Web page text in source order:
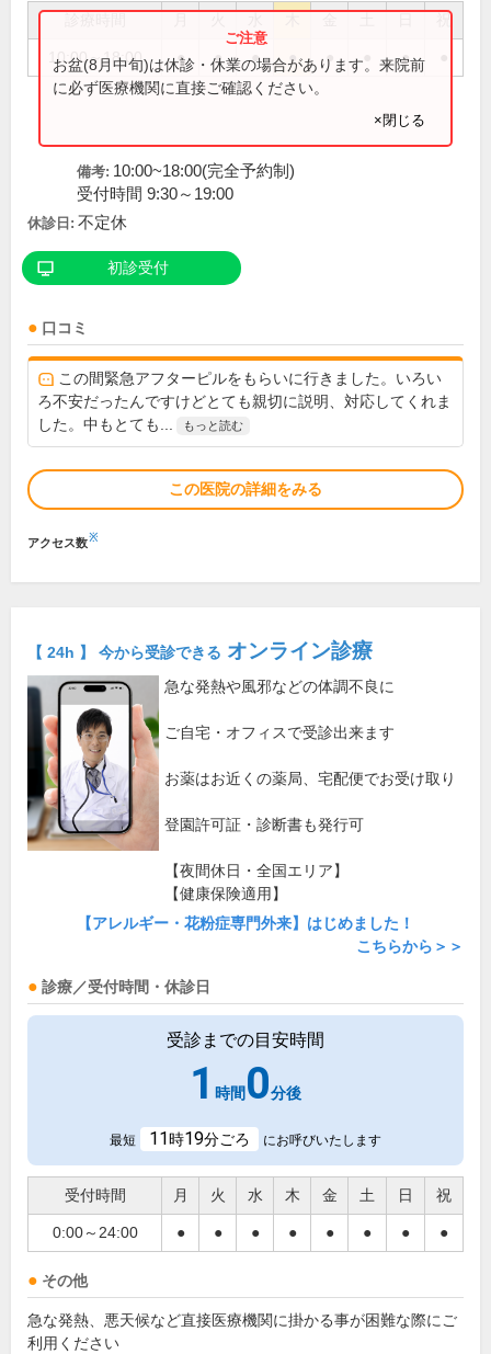
祝
10:00～18:00 ● ● ● ● ● ●
お盆(8月中旬)は休診・休業の場合があります。来院前
に必ず医療機関に直接ご確認ください。
×閉じる
備考: 10:00~18:00(完全予約制)
受付時間 9:30～19:00
休診日: 不定休
初診受付
口コミ
この間緊急アフターピルをもらいに行きました。いろい
ろ不安だったんですけどとても親切に説明、対応してくれま
した。中もとても...
もっと読む
この医院の詳細をみる
アクセス数※
【 24h 】 今から受診できる オンライン診療
急な発熱や風邪などの体調不良に
ご自宅・オフィスで受診出来ます
お薬はお近くの薬局、宅配便でお受け取り
登園許可証・診断書も発行可
【夜間休日・全国エリア】
【健康保険適用】
【アレルギー・花粉症専門外来】はじめました！
こちらから＞＞
診療／受付時間・休診日
受診までの目安時間
1 時間 0分後
最短 11時19分ごろ にお呼びいたします
受付時間 月 火 水 木 金 土 日 祝
0:00～24:00 ● ● ● ● ● ● ● ●
その他
急な発熱、悪天候など直接医療機関に掛かる事が困難な際にご
利用ください